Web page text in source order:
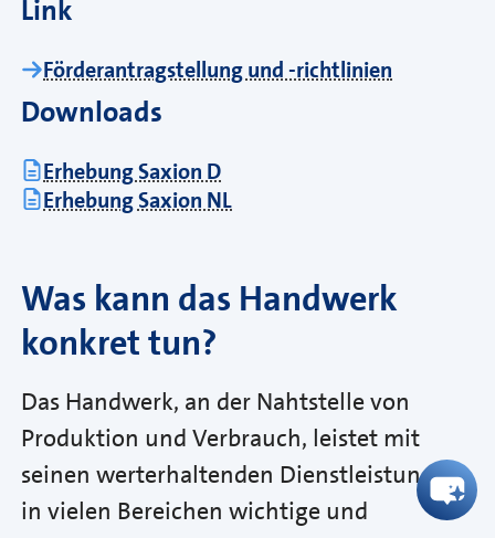
Link
Förderantragstellung und -richtlinien
Downloads
Erhebung Saxion D
Erhebung Saxion NL
Was kann das Handwerk
konkret tun?
Das Handwerk, an der Nahtstelle von
Produktion und Verbrauch, leistet mit
seinen werterhaltenden Dienstleistungen
in vielen Bereichen wichtige und